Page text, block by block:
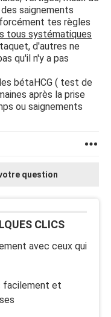
saignements
tes règles
tous systématiques
d'autres ne
qu'il n'y a pas
bétaHCG ( test de
après la prise
ou saignements
question
CLICS
avec ceux qui
facilement et